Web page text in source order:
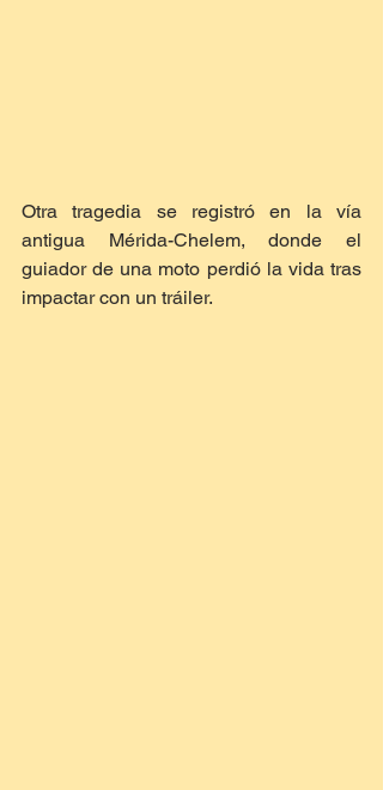
Otra tragedia se registró en la vía
antigua Mérida-Chelem, donde el
guiador de una moto perdió la vida tras
impactar con un tráiler.